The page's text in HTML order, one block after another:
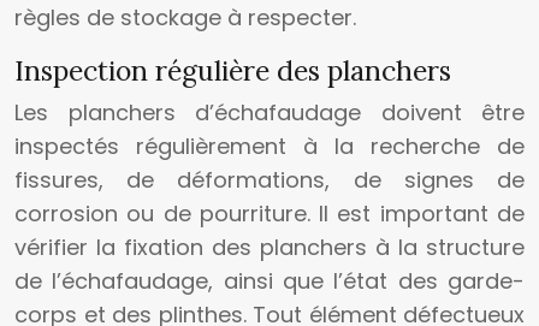
règles de stockage à respecter.
Inspection régulière des planchers
Les planchers d’échafaudage doivent être
inspectés régulièrement à la recherche de
fissures, de déformations, de signes de
corrosion ou de pourriture. Il est important de
vérifier la fixation des planchers à la structure
de l’échafaudage, ainsi que l’état des garde-
corps et des plinthes. Tout élément défectueux